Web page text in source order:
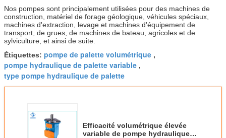
Nos pompes sont principalement utilisées pour des machines de
construction, matériel de forage géologique, véhicules spéciaux,
machines d'extraction, levage et machines d'équipement de
transport, de grues, de machines de bateau, agricoles et de
sylviculture, et ainsi de suite.
Étiquettes: pompe de palette volumétrique ,
pompe hydraulique de palette variable ,
type pompe hydraulique de palette
Efficacité volumétrique élevée
variable de pompe hydraulique